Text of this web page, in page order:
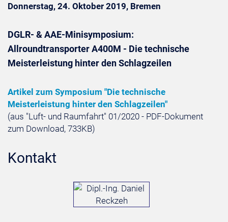
Donnerstag, 24. Oktober 2019, Bremen
DGLR- & AAE-Minisymposium:
Allroundtransporter A400M - Die technische
Meisterleistung hinter den Schlagzeilen
Artikel zum Symposium "Die technische
Meisterleistung hinter den Schlagzeilen"
(aus "Luft- und Raumfahrt" 01/2020 - PDF-Dokument
zum Download, 733KB)
Kontakt